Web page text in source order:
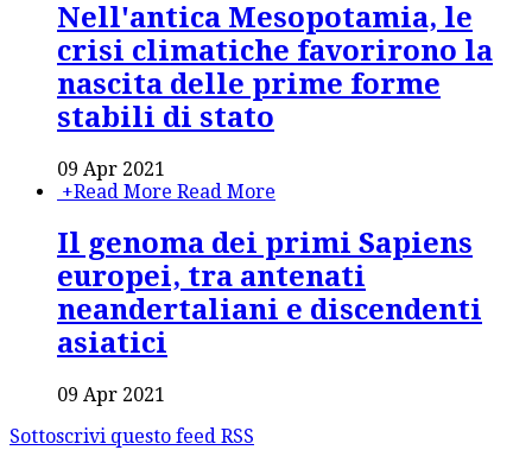
Nell'antica Mesopotamia, le
crisi climatiche favorirono la
nascita delle prime forme
stabili di stato
09 Apr 2021
+Read More Read More
Il genoma dei primi Sapiens
europei, tra antenati
neandertaliani e discendenti
asiatici
09 Apr 2021
Sottoscrivi questo feed RSS